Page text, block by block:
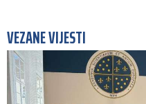
VEZANE VIJESTI